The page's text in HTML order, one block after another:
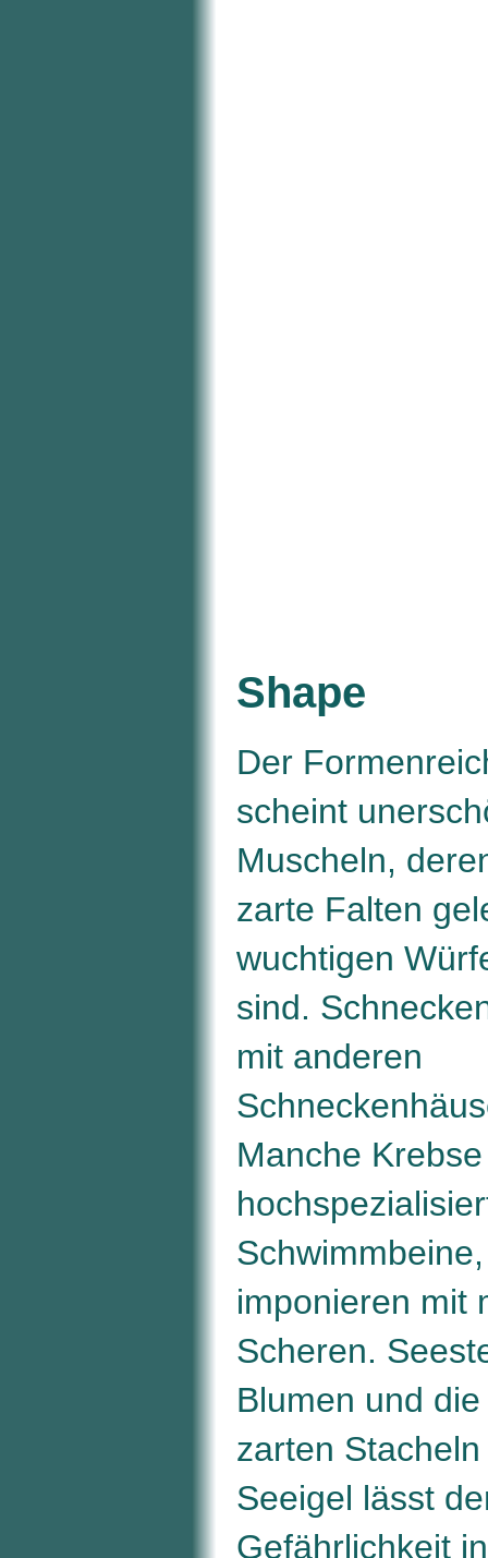
Shape
Der
scheint
Muscheln,
zarte Falten
wuchtigen
sind.
mit anderen
Manche
imponieren mit
Scheren.
Blumen und
zarten
Seeigel lässt
Gefährlichkeit